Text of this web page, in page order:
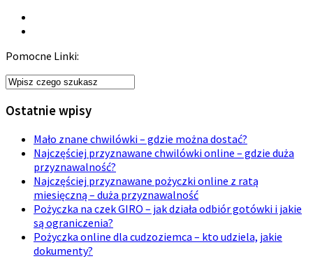
Pomocne Linki:
Ostatnie wpisy
Mało znane chwilówki – gdzie można dostać?
Najczęściej przyznawane chwilówki online – gdzie duża
przyznawalność?
Najczęściej przyznawane pożyczki online z ratą
miesięczną – duża przyznawalność
Pożyczka na czek GIRO – jak działa odbiór gotówki i jakie
są ograniczenia?
Pożyczka online dla cudzoziemca – kto udziela, jakie
dokumenty?